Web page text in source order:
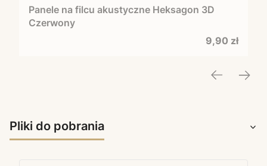
Panele na filcu akustyczne Heksagon 3D
Czerwony
Cena
9,90 zł
Pliki do pobrania